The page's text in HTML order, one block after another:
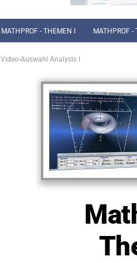
MATHPROF - THEMEN I MATHPROF -
Video-Auswahl Analysis I